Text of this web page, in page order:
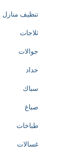
تنظيف منازل
ثلاجات
جوالات
حداد
سباك
صباغ
طباخات
غسالات